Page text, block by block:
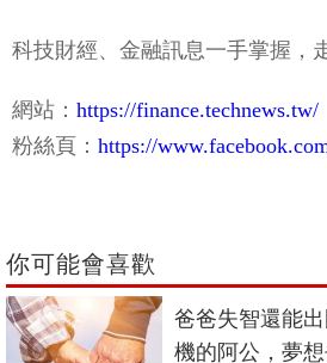
科技財經、金融訊息一手掌握，
網站： https://finance.technews.tw/
粉絲頁： https://
你可能會喜歡
爸爸失智還能
機的阿公，夢